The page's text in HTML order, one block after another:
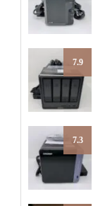
7.9
7.3